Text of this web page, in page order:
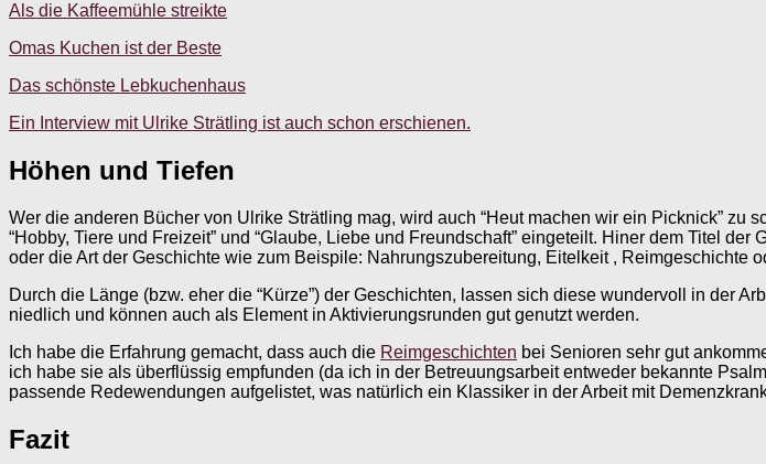
Als die Kaffeemühle streikte
Omas Kuchen ist der Beste
Das schönste Lebkuchenhaus
Ein Interview mit Ulrike Strätling ist auch schon erschienen.
Höhen und Tiefen
Wer die anderen Bücher von Ulrike Strätling mag, wird auch “Heut machen wir ein Picknick” zu
“Hobby, Tiere und Freizeit” und “Glaube, Liebe und Freundschaft” eingeteilt. Hiner dem Titel
oder die Art der Geschichte wie zum Beispile: Nahrungszubereitung, Eitelkeit , Reimgeschichte
Durch die Länge (bzw. eher die “Kürze”) der Geschichten, lassen sich diese wundervoll in der
niedlich und können auch als Element in Aktivierungsrunden gut genutzt werden.
Ich habe die Erfahrung gemacht, dass auch die Reimgeschichten bei Senioren sehr gut
ich habe sie als überflüssig empfunden (da ich in der Betreuungsarbeit entweder bekannte
passende Redewendungen aufgelistet, was natürlich ein Klassiker in der Arbeit mit
Fazit